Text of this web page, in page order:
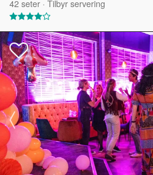
42seter · Tilbyr servering